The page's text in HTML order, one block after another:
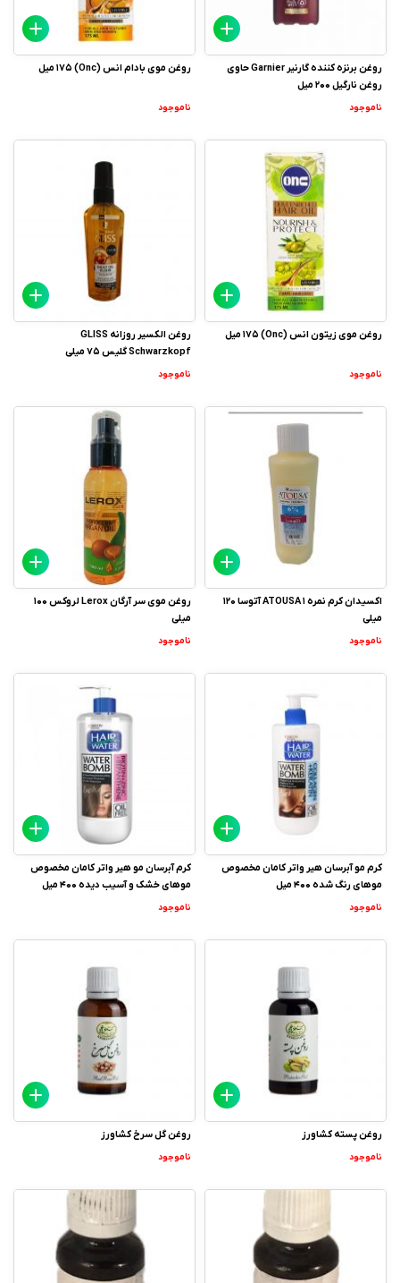
روغن برنزه کننده گارنیر Garnier حاوی
روغن نارگیل 200 میل
ناموجود
روغن موی بادام انس (Onc) 175 میل
ناموجود
روغن موی زیتون انس (Onc) 175 میل
ناموجود
روغن الکسیر روزانه GLISS
Schwarzkopf گلیس 75 میلی
ناموجود
اکسیدان کرم نمره 1 ATOUSA آتوسا 120
میلی
ناموجود
روغن موی سر آرگان Lerox لروکس 100
میلی
ناموجود
کرم مو آبرسان هیر واتر کامان مخصوص
موهای رنگ شده 400 میل
ناموجود
کرم آبرسان مو هیر واتر کامان مخصوص
موهای خشک و آسیب دیده 400 میل
ناموجود
روغن پسته کشاورز
ناموجود
روغن گل سرخ کشاورز
ناموجود